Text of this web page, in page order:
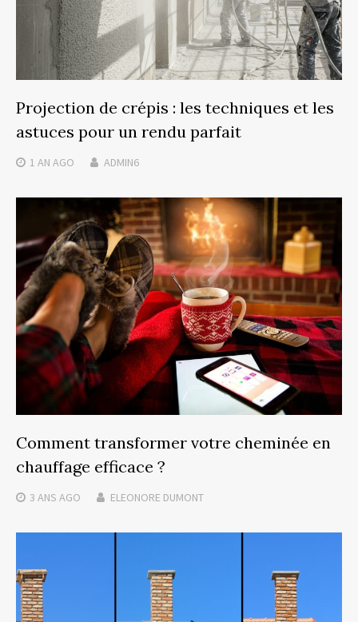
Projection de crépis : les techniques et les
astuces pour un rendu parfait
1 AN AGO ADMIN6
Comment transformer votre cheminée en
chauffage efficace ?
3 ANS AGO ELEONORE DUMONT